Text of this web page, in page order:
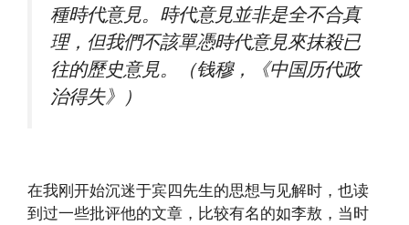
種時代意見。時代意見並非是全不合真
理，但我們不該單憑時代意見來抹殺已
往的歷史意見。（钱穆，《中国历代政
治得失》）
在我刚开始沉迷于宾四先生的思想与见解时，也读
到过一些批评他的文章，比较有名的如李敖，当时